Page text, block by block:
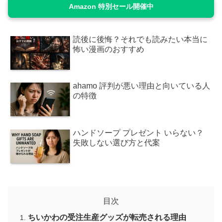
Amazon 特別セール開催中
読後に後悔？それでも読みたい本当に
怖い漫画のおすすめ
ahamo 評判が悪い理由と向いている人
の特徴
ハンドソープ プレゼント いらない？
失敗しない選び方と代案
目次
ちいかわの受注生産グッズが転売される理由